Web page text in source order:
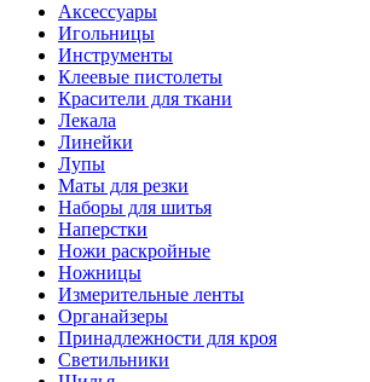
Аксессуары
Игольницы
Инструменты
Клеевые пистолеты
Красители для ткани
Лекала
Линейки
Лупы
Маты для резки
Наборы для шитья
Наперстки
Ножи раскройные
Ножницы
Измерительные ленты
Органайзеры
Принадлежности для кроя
Светильники